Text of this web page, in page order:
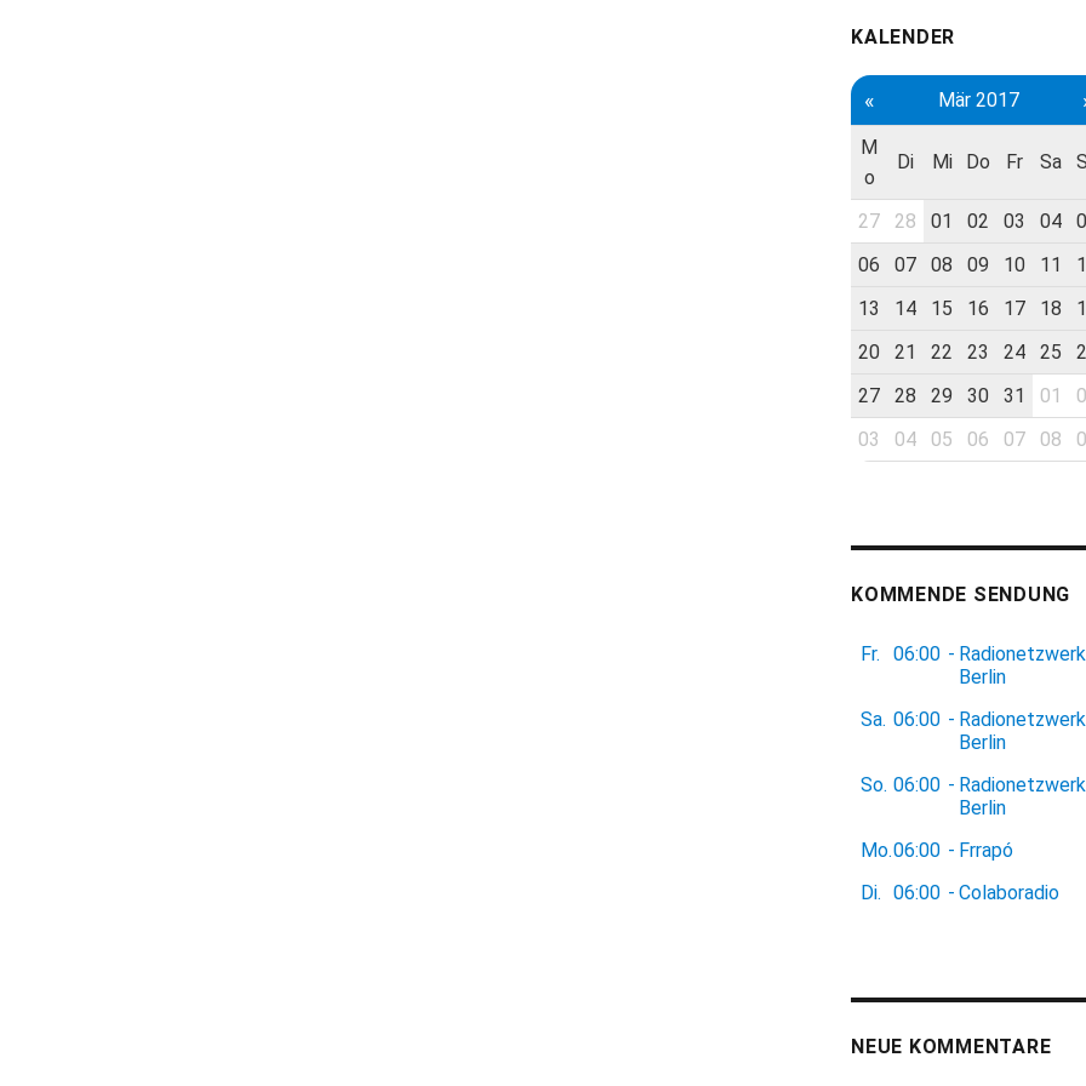
KALENDER
« Mär 2017
M
o
Di Mi Do Fr Sa
27 28 01 02 03 04
06
07 08 09 10 11
13
14 15 16 17 18
20
21 22 23 24 25
27
28 29 30 31 01
03
04 05 06 07 08
KOMMENDE SENDUNG
Fr. 06:00 - Radionetzwerk
Berlin
Sa. 06:00 - Radionetzwerk
Berlin
So. 06:00 - Radionetzwerk
Berlin
Mo.06:00 - Frrapó
Di. 06:00 - Colaboradio
NEUE KOMMENTARE